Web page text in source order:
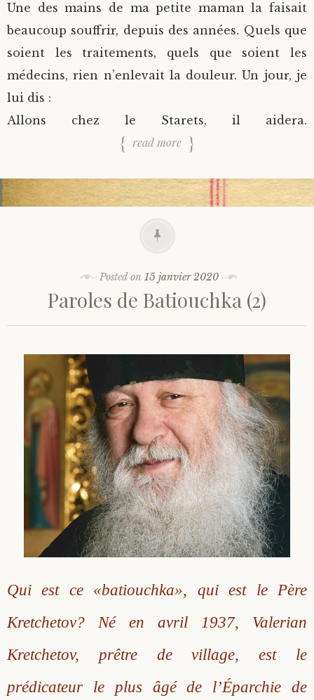
Une des mains de ma petite maman la faisait
beaucoup souffrir, depuis des années. Quels que
soient les traitements, quels que soient les
médecins, rien n’enlevait la douleur. Un jour, je
lui dis :
Allons chez le Starets, il aidera.
read more
Posted on15 janvier 2020
Paroles de Batiouchka (2)
Qui est ce «batiouchka», qui est le Père
Kretchetov? Né en avril 1937, Valerian
Kretchetov, prêtre de village, est le
prédicateur le plus âgé de l’Éparchie de